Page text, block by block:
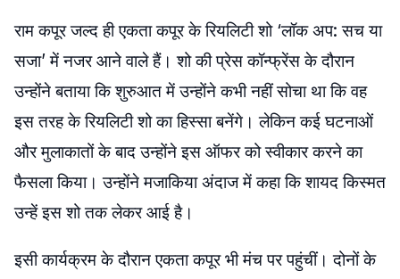
राम कपूर जल्द ही एकता कपूर के रियलिटी शो ‘लॉक अप: सच या
सजा’ में नजर आने वाले हैं। शो की प्रेस कॉन्फ्रेंस के दौरान
उन्होंने बताया कि शुरुआत में उन्होंने कभी नहीं सोचा था कि वह
इस तरह के रियलिटी शो का हिस्सा बनेंगे। लेकिन कई घटनाओं
और मुलाकातों के बाद उन्होंने इस ऑफर को स्वीकार करने का
फैसला किया। उन्होंने मजाकिया अंदाज में कहा कि शायद किस्मत
उन्हें इस शो तक लेकर आई है।
इसी कार्यक्रम के दौरान एकता कपूर भी मंच पर पहुंचीं। दोनों के